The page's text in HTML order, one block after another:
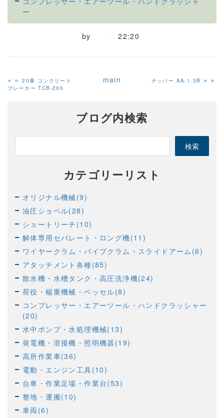
ー
by 22:20
«20番 コンクリート
ブレーカー TCB-200
main チッパー AA-1.3B »
ブログ内検索
カテゴリーリスト
オリジナル機械(9)
油圧ショベル(28)
ショートリーチ(10)
解体専用セパレート・ロング機(11)
ワイヤークラム・パイプクラム・スライドアーム(6)
アタッチメント各種(85)
散水機・水槽タンク・高圧洗浄機(24)
荷役・楊重機械・ベッセル(8)
コンプレッサー・エアーツール・ハンドクラッシャー
(20)
水中ポンプ・水処理機械(13)
発電機・溶接機・照明機器(19)
高所作業車(36)
電動・エンジン工具(10)
台車・作業足場・作業台(53)
整地・運搬(10)
車両(6)